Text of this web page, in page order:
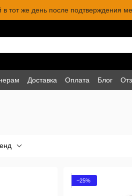
в тот же день после подтверждения
Доставка Оплата Блог
−25%